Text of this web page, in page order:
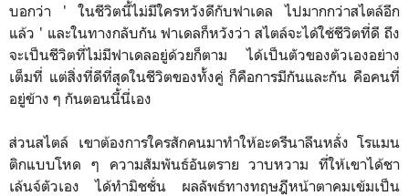
บอกว่า ' ในชีวิตนี้ไม่มีใครหวังดีกับฟาเดล ไปมากกว่าสไตล์อีก
แล้ว ' และในทางกลับกัน ฟาเดลก็หวังว่า สไตล์จะได้ใช้ชีวิตที่ดี ถึง
จะเป็นชีวิตที่ไม่มีฟาเดลอยู่ด้วยก็ตาม ได้เป็นตัวของตัวเองอย่าง
เต็มที่ แต่สิ่งที่ดีที่สุดในชีวิตของทั้งคู่ ก็คือการมีกันและกัน คือคนที่
อยู่ข้าง ๆ กันตอนนี้นี่เอง
ส่วนสไตล์ เขาต้องการใครสักคนมาทำให้อะดรีนาลีนหลั่ง โรแมน
ติกแบบโหด ๆ ความสัมพันธ์อันตราย วาบหวาม ที่ให้เขาได้ชา
เล้นจ์ตัวเอง ได้ทำมิชชั่น ผลลัพธ์ทางทฤษฎีหน้าตาคมเข้มเป็น